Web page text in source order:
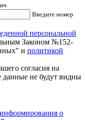
Введите номер
персональной
Законом №152-
и политикой
согласия на
не будут видны